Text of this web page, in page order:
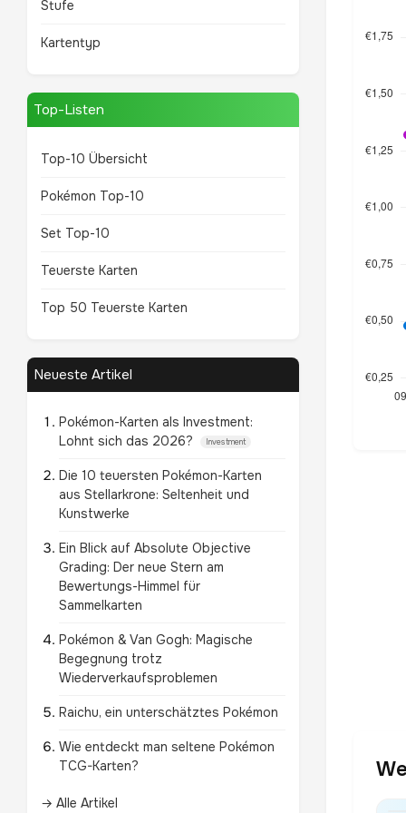
Stufe
Kartentyp
Top-Listen
Top-10 Übersicht
Pokémon Top-10
Set Top-10
Teuerste Karten
Top 50 Teuerste Karten
Neueste Artikel
Pokémon-Karten als Investment:
Lohnt sich das 2026?
Investment
Die 10 teuersten Pokémon-Karten
aus Stellarkrone: Seltenheit und
Kunstwerke
Ein Blick auf Absolute Objective
Grading: Der neue Stern am
Bewertungs-Himmel für
Sammelkarten
Pokémon & Van Gogh: Magische
Begegnung trotz
Wiederverkaufsproblemen
Raichu, ein unterschätztes Pokémon
Wie entdeckt man seltene Pokémon
TCG-Karten?
→ Alle Artikel